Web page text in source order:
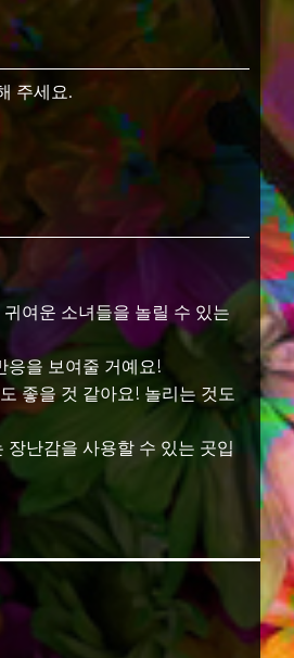
주세요.
여운 소녀들을 놀릴 수 있는
응을 보여줄 거예요!
좋을 것 같아요! 놀리는 것도
난감을 사용할 수 있는 곳입